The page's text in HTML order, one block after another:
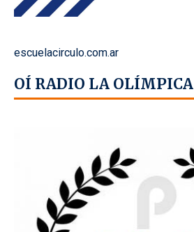
escuelacirculo.com.ar
OÍ RADIO LA OLÍMPICA